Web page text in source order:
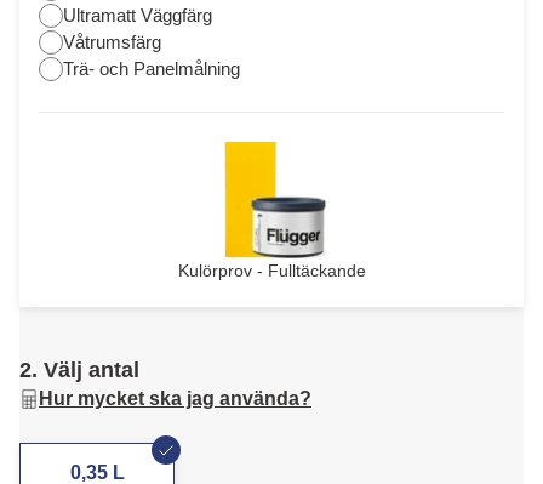
Ultramatt Väggfärg
Våtrumsfärg
Trä- och Panelmålning
Kulörprov - Fulltäckande
2. Välj antal
Hur mycket ska jag använda?
0,35 L